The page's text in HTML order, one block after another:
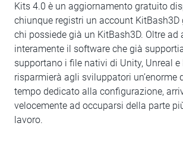
Kits 4.0 è un aggiornamento gratuito
chiunque registri un account KitBash3D
chi possiede già un KitBash3D. Oltre ad
interamente il software che già
supportano i file nativi di Unity, Unreal
risparmierà agli sviluppatori un’enorme
tempo dedicato alla configurazione,
velocemente ad occuparsi della parte
lavoro.